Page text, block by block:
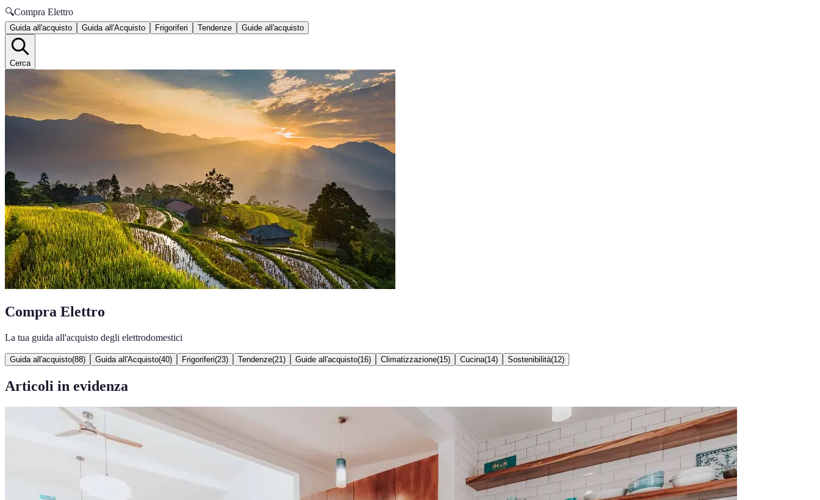
🔍Compra Elettro
Guida all'acquisto Guida all'Acquisto Frigoriferi Tendenze Guide all'acquisto
Cerca
Compra Elettro
La tua guida all'acquisto degli elettrodomestici
Guida all'acquisto(88) Guida all'Acquisto(40) Frigoriferi(23) Tendenze(21 ) Guide all'acquisto(16) Climatizzazione(15) Cucina(14) Sostenibilità(12)
Articoli in evidenza